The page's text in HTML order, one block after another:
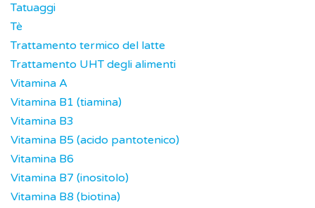
Tatuaggi
Tè
Trattamento termico del latte
Trattamento UHT degli alimenti
Vitamina A
Vitamina B1 (tiamina)
Vitamina B3
Vitamina B5 (acido pantotenico)
Vitamina B6
Vitamina B7 (inositolo)
Vitamina B8 (biotina)